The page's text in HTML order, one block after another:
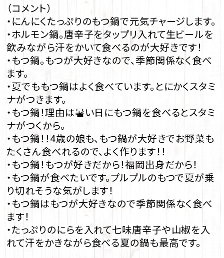
（コメント）
・にんにくたっぷりのもつ鍋で元気チャージします。
・ホルモン鍋。唐辛子をタップリ入れて生ビールを
飲みながら汗をかいて食べるのが大好きです！
・もつ鍋。もつが大好きなので、季節関係なく食べ
ます。
・夏でももつ鍋はよく食べています。とにかくスタミ
ナがつきます。
・もつ鍋！理由は暑い日にもつ鍋を食べるとスタミ
ナがつくから。
・もつ鍋！！4歳の娘も、もつ鍋が大好きでお野菜も
たくさん食べれるので、よく作ります！！
・もつ鍋！もつが好きだから！福岡出身だから！
・もつ鍋が食べたいです。プルプルのもつで夏が乗
り切れそうな気がします！
・もつ鍋はもつが大好きなので季節関係なく食べ
ます！
・たっぷりのにらを入れて七味唐辛子や山椒を入
れて汗をかきながら食べる夏の鍋も最高です。